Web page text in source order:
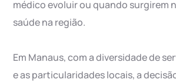
médico evoluir ou quando surgirem
saúde na região.
Em Manaus, com a diversidade de
e as particularidades locais, a